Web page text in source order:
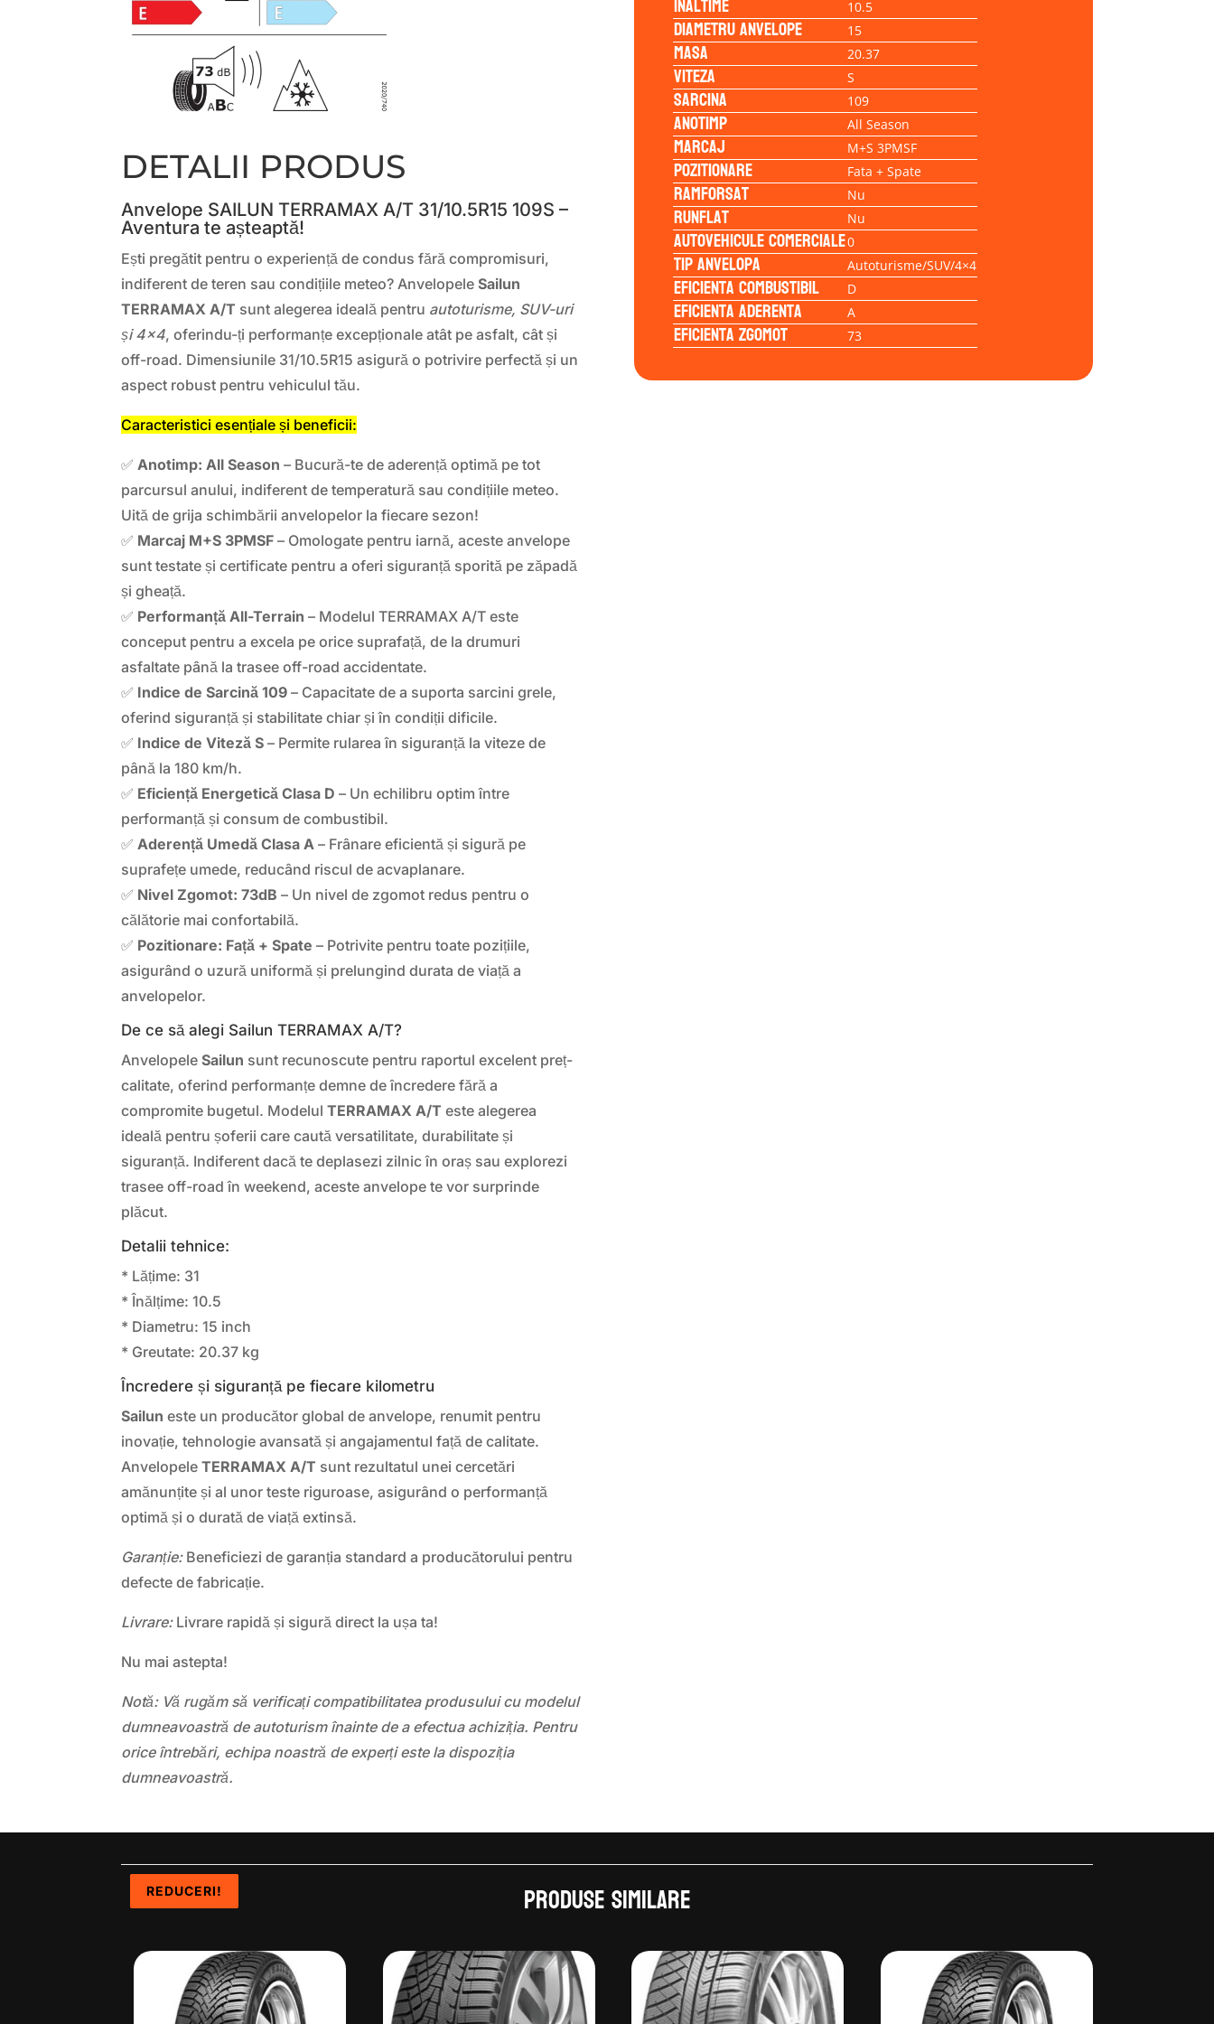
DETALII PRODUS
Anvelope SAILUN TERRAMAX A/T 31/10.5R15 109S –
Aventura te așteaptă!
Ești pregătit pentru o experiență de condus fără compromisuri,
indiferent de teren sau condițiile meteo? AnvelopeleSailun
TERRAMAX A/T sunt alegerea ideală pentru autoturisme, SUV-uri
și 4×4, oferindu-ți performanțe excepționale atât pe asfalt, cât și
off-road. Dimensiunile 31/10.5R15 asigură o potrivire perfectă și un
aspect robust pentru vehiculul tău.
Caracteristici esențiale și beneficii:
✅ Anotimp: All Season – Bucură-te de aderență optimă pe tot
parcursul anului, indiferent de temperatură sau condițiile meteo.
Uită de grija schimbării anvelopelor la fiecare sezon!
✅ Marcaj M+S 3PMSF – Omologate pentru iarnă, aceste anvelope
sunt testate și certificate pentru a oferi siguranță sporită pe zăpadă
și gheață.
✅ Performanță All-Terrain – Modelul TERRAMAX A/T este
conceput pentru a excela pe orice suprafață, de la drumuri
asfaltate până la trasee off-road accidentate.
✅ Indice de Sarcină 109 – Capacitate de a suporta sarcini grele,
oferind siguranță și stabilitate chiar și în condiții dificile.
✅ Indice de Viteză S – Permite rularea în siguranță la viteze de
până la 180 km/h.
✅ Eficiență Energetică Clasa D – Un echilibru optim între
performanță și consum de combustibil.
✅ Aderență Umedă Clasa A – Frânare eficientă și sigură pe
suprafețe umede, reducând riscul de acvaplanare.
✅ Nivel Zgomot: 73dB – Un nivel de zgomot redus pentru o
călătorie mai confortabilă.
✅ Pozitionare: Față + Spate – Potrivite pentru toate pozițiile,
asigurând o uzură uniformă și prelungind durata de viață a
anvelopelor.
De ce să alegi Sailun TERRAMAX A/T?
AnvelopeleSailun sunt recunoscute pentru raportul excelent preț-
calitate, oferind performanțe demne de încredere fără a
compromite bugetul. ModelulTERRAMAX A/T este alegerea
ideală pentru șoferii care caută versatilitate, durabilitate și
siguranță. Indiferent dacă te deplasezi zilnic în oraș sau explorezi
trasee off-road în weekend, aceste anvelope te vor surprinde
plăcut.
Detalii tehnice:
* Lățime: 31
* Înălțime: 10.5
* Diametru: 15 inch
* Greutate: 20.37 kg
Încredere și siguranță pe fiecare kilometru
Sailun este un producător global de anvelope, renumit pentru
inovație, tehnologie avansată și angajamentul față de calitate.
AnvelopeleTERRAMAX A/T sunt rezultatul unei cercetări
amănunțite și al unor teste riguroase, asigurând o performanță
optimă și o durată de viață extinsă.
Garanție:Beneficiezi de garanția standard a producătorului pentru
defecte de fabricație.
Livrare:Livrare rapidă și sigură direct la ușa ta!
Nu mai astepta!
Notă: Vă rugăm să verificați compatibilitatea produsului cu modelul
dumneavoastră de autoturism înainte de a efectua achiziția. Pentru
orice întrebări, echipa noastră de experți este la dispoziția
dumneavoastră.
10.5
Diametru anvelope 15
Masa 20.37
Viteza S
Sarcina 109
Anotimp All Season
Marcaj M+S 3PMSF
Pozitionare Fata + Spate
Ramforsat Nu
Runflat Nu
Autovehicule comerciale0
Tip anvelopa Autoturisme/SUV/4×4
Eficienta Combustibil D
Eficienta Aderenta A
Eficienta Zgomot 73
Produse similare
REDUCERI!
REDUCERI!
REDUCERI!
REDUCERI!